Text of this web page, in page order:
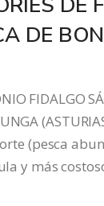
DE
FIDALGO
(pesca
y más